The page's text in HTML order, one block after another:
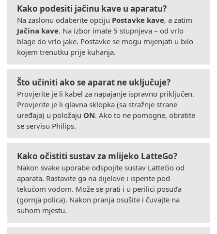
Kako podesiti jačinu kave u aparatu?
Na zaslonu odaberite opciju Postavke kave, a zatim
Jačina kave. Na izbor imate 5 stupnjeva – od vrlo
blage do vrlo jake. Postavke se mogu mijenjati u bilo
kojem trenutku prije kuhanja.
Što učiniti ako se aparat ne uključuje?
Provjerite je li kabel za napajanje ispravno priključen.
Provjerite je li glavna sklopka (sa stražnje strane
uređaja) u položaju ON. Ako to ne pomogne, obratite
se servisu Philips.
Kako očistiti sustav za mlijeko LatteGo?
Nakon svake uporabe odspojite sustav LatteGo od
aparata. Rastavite ga na dijelove i isperite pod
tekućom vodom. Može se prati i u perilici posuđa
(gornja polica). Nakon pranja osušite i čuvajte na
suhom mjestu.